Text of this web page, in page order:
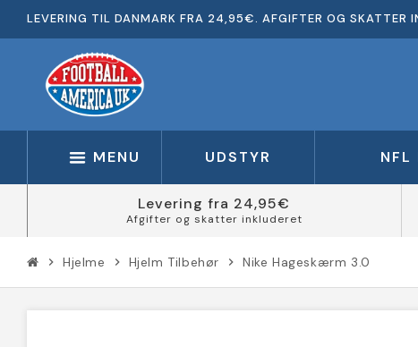
LEVERING TIL DANMARK FRA 24,95€. AFGIFTER OG SKATTER
MENU UDSTYR NFL
Levering fra 24,95€
Afgifter og skatter inkluderet
chevron_right Hjelme chevron_right Hjelm Tilbehør chevron_right Nike Hageskærm 3.0